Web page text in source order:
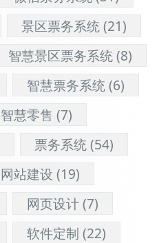
景区票务系统(21)
智慧景区票务系统(8)
智慧票务系统(6)
智慧零售 (7)
票务系统(54)
网站建设 (19)
网页设计(7)
软件定制 (22)